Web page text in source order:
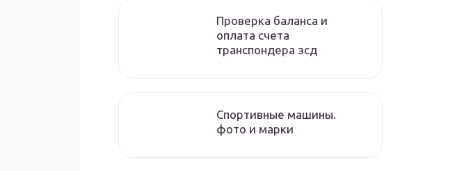
Проверка баланса и
оплата счета
транспондера зсд
Спортивные машины.
фото и марки